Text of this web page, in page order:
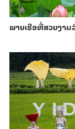
ພາຍ​ເຮືອທີ່​ສວຍ​ງາ